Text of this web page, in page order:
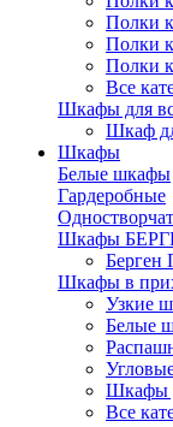
Полки
Полки
Полки
Все
Шкафы для
Шкаф
Шкафы
Белые шкафы
Гардеробные
Шкафы
Берген
Шкафы в
Узкие
Белые
Шкафы
Все